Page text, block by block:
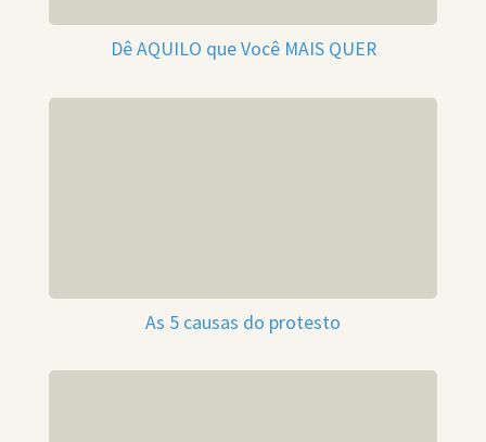
Dê AQUILO que Você MAIS QUER
As 5 causas do protesto